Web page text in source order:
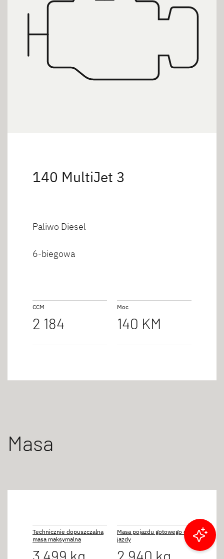
140 MultiJet 3
Paliwo Diesel
6-biegowa
CCM
2 184
Moc
140 KM
Masa
Technicznie dopuszczalna
masa maksymalna
3 499 kg
Masa pojazdu gotowego do
jazdy
2 940 kg
Filtruj wyniki